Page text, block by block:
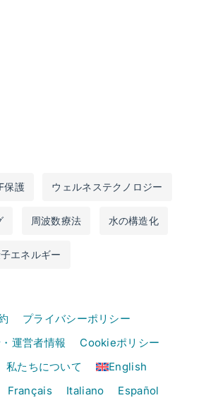
保護 ウェルネステクノロジー
周波数療法 水の構造化
エネルギー
プライバシーポリシー
運営者情報
Cookieポリシー
私たちについて
English
Français Italiano Español